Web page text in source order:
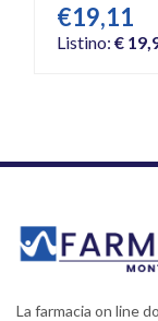
€19,11
Listino: €
La farmacia on line